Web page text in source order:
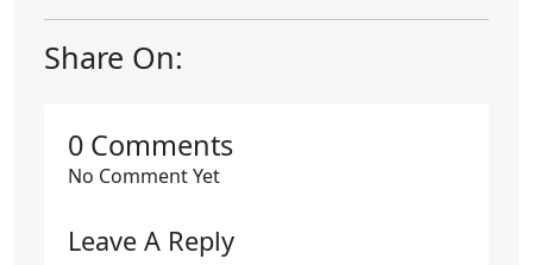
Share On:
0 Comments
No Comment Yet
Leave A Reply